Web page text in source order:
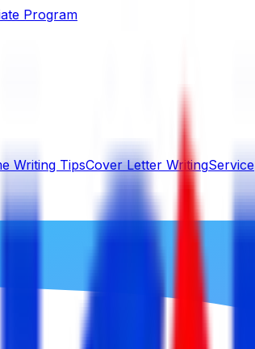
Program
Writing TipsCover Letter WritingService